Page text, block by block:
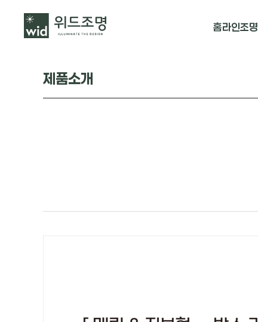
홈라인조명
펜던트
제품소개